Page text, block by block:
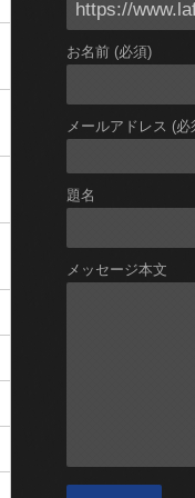
お名前 (必須)
メールアドレス (必
題名
メッセージ本文